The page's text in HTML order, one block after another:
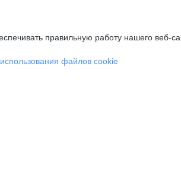
правильную работу нашего веб-
файлов cookie